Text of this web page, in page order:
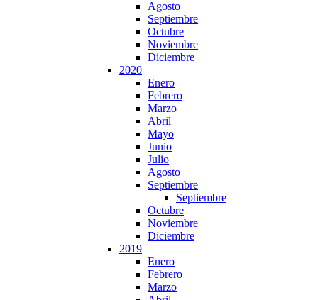
Agosto
Septiembre
Octubre
Noviembre
Diciembre
2020
Enero
Febrero
Marzo
Abril
Mayo
Junio
Julio
Agosto
Septiembre
Septiembre
Octubre
Noviembre
Diciembre
2019
Enero
Febrero
Marzo